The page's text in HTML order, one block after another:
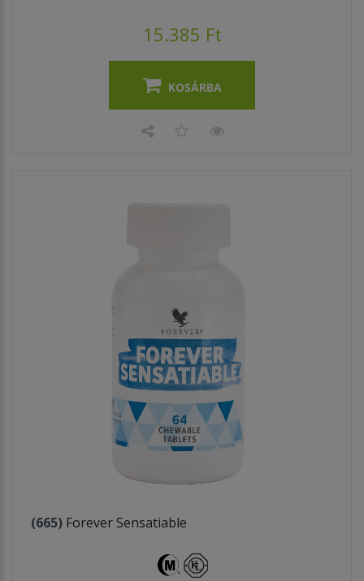
15.385 Ft
KOSÁRBA
(665) Forever Sensatiable